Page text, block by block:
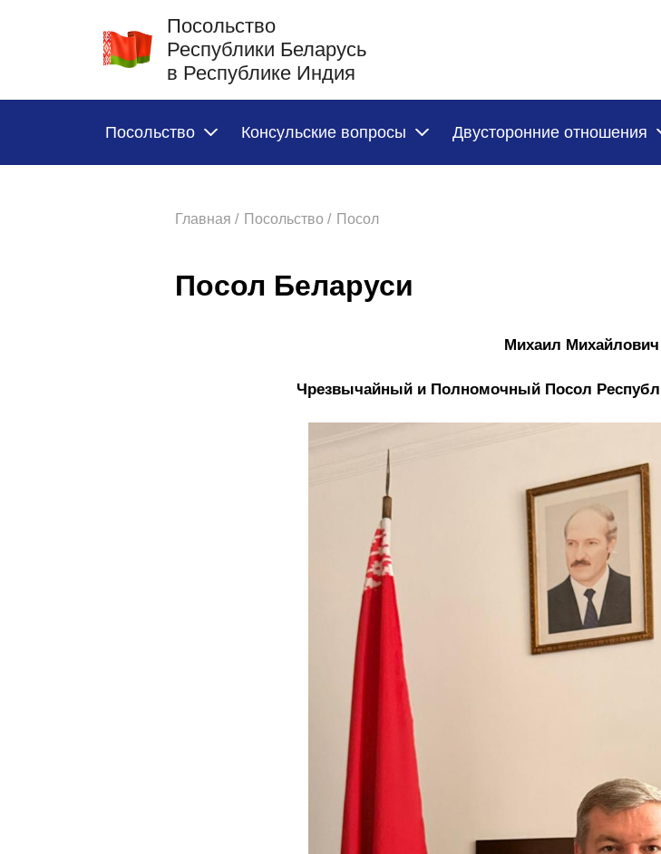
Посольство
Республики Беларусь
в Республике Индия
Посольство Консульские вопросы Двусторонние отношения
Главная / Посольство / Посол
Посол Беларуси
Михаил Михайлович
Чрезвычайный и Полномочный Посол